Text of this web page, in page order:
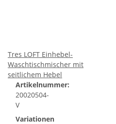
Tres LOFT Einhebel-
Waschtischmischer mit
seitlichem Hebel
Artikelnummer:
20020504-
V
Variationen